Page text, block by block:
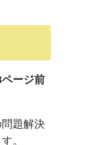
ージ前
題解決
。